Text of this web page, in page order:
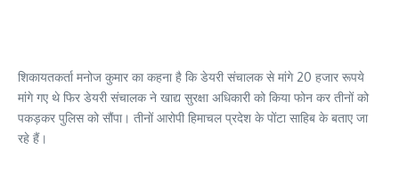
शिकायतकर्ता मनोज कुमार का कहना है कि डेयरी संचालक से मांगे 20 हजार रूपये
मांगे गए थे फिर डेयरी संचालक ने खाद्य सुरक्षा अधिकारी को किया फोन कर तीनों को
पकड़कर पुलिस को सौंपा। तीनों आरोपी हिमाचल प्रदेश के पोंटा साहिब के बताए जा
रहे हैं।